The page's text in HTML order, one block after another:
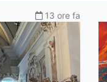
13 ore fa